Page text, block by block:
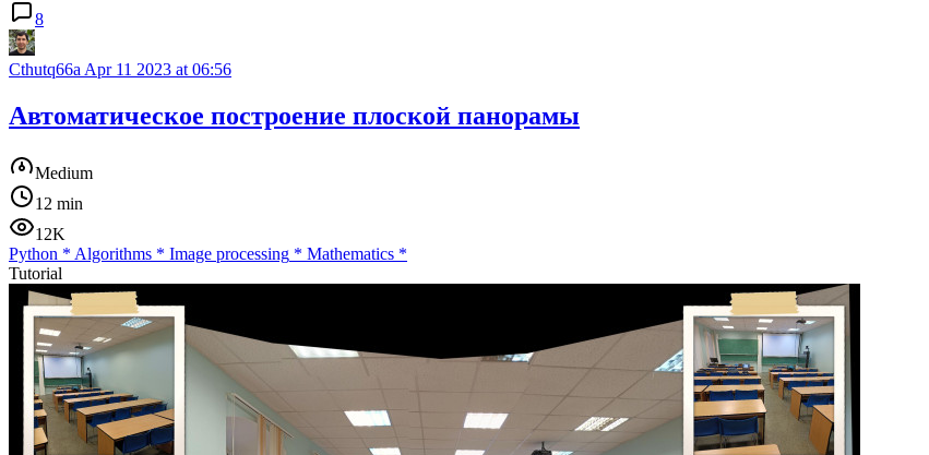
8
Cthutq66a Apr 11 2023 at 06:56
Автоматическое построение плоской панорамы
Medium
12 min
12K
Python * Algorithms * Image processing * Mathematics *
Tutorial